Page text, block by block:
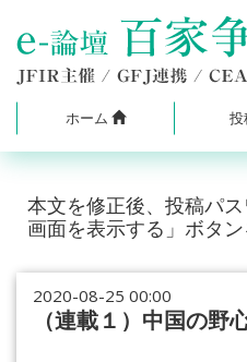
ホーム 投
本文を修正後、投稿パ
画面を表示する」ボタ
2020-08-25 00:00
（連載１）中国の野